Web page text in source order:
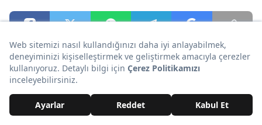
BU İÇERİĞE EMOJİYLE TEPKİ VER!